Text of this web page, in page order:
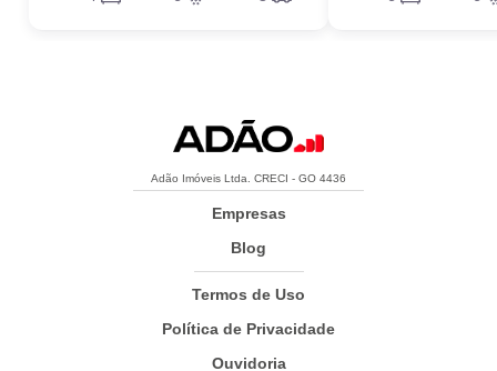
Adão Imóveis Ltda. CRECI - GO 4436
Empresas
Blog
Termos de Uso
Política de Privacidade
Ouvidoria